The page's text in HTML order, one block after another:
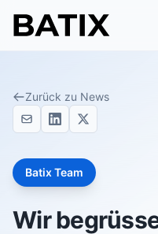
Zurück zu News
Batix Team
Wir